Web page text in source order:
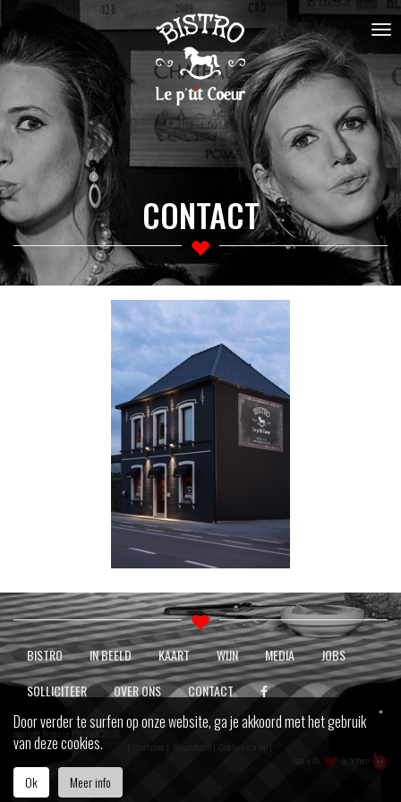
CONTACT
BISTRO IN BEELD KAART WIJN MEDIA
JOBS
SOLLICITEER
OVER ONS CONTACT
copyright Bistro Le P'tit Coeur 2026
Cookieverklaring
made with
by bethere
Door verder te surfen op onze website, ga je akkoord met het gebruik
van deze cookies.
Ok Meer info
×